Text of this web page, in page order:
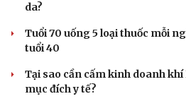
da?
Tuổi 70 uống 5 loại thuốc mỗi
tuổi 40
Tại sao cần cấm kinh doanh
mục đích y tế?